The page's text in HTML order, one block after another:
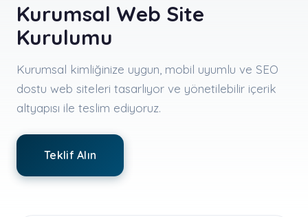
Kurumsal Web Site
Kurulumu
Kurumsal kimliğinize uygun, mobil uyumlu ve SEO
dostu web siteleri tasarlıyor ve yönetilebilir içerik
altyapısı ile teslim ediyoruz.
Teklif Alın